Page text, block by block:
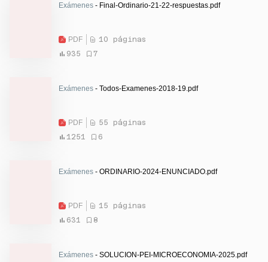
Exámenes - Final-Ordinario-21-22-respuestas.pdf
PDF
10 páginas
935
7
Exámenes - Todos-Examenes-2018-19.pdf
PDF
55 páginas
1251
6
Exámenes - ORDINARIO-2024-ENUNCIADO.pdf
PDF
15 páginas
631
8
Exámenes - SOLUCION-PEI-MICROECONOMIA-2025.pdf